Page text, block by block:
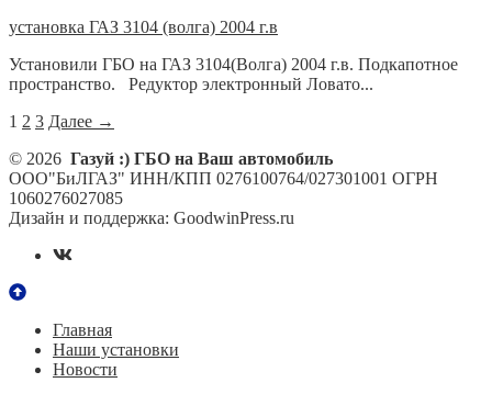
установка ГАЗ 3104 (волга) 2004 г.в
Установили ГБО на ГАЗ 3104(Волга) 2004 г.в. Подкапотное
пространство. Редуктор электронный Ловато...
1 2 3 Далее →
© 2026 Газуй :) ГБО на Ваш автомобиль
ООО"БиЛГАЗ" ИНН/КПП 0276100764/027301001 ОГРН
1060276027085
Дизайн и поддержка: GoodwinPress.ru
Главная
Наши установки
Новости